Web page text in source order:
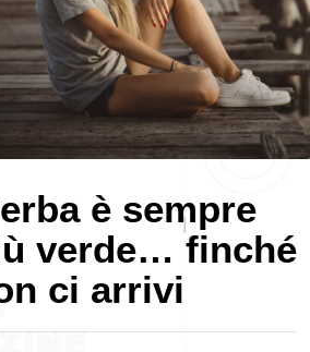
è sempre
verde… finché
ci arrivi